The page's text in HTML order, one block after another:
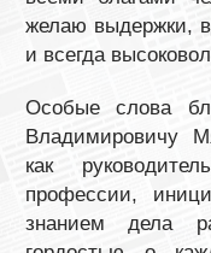
желаю выдержки,
и всегда
Особые слова
Владимировичу
как
профессии,
знанием дела